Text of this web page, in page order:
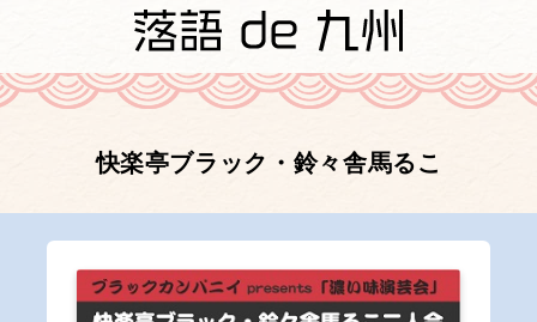
快楽亭ブラック・鈴々舎馬るこ